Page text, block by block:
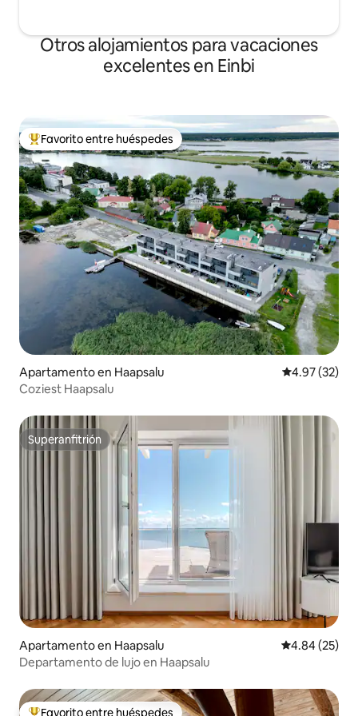
Otros alojamientos para vacaciones
excelentes en Einbi
Favorito entre huéspedes preferido
Favorito entre huéspedes
Apartamento en Haapsalu Calificación
4.97 (32)
Coziest Haapsalu
Superanfitrión
Superanfitrión
Apartamento en Haapsalu Calificación
4.84 (25)
Departamento de lujo en Haapsalu
Favorito entre huéspedes